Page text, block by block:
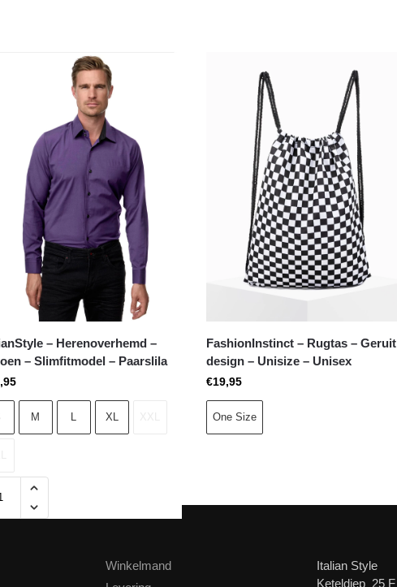
– Herenoverhemd –
– Slimfitmodel – Paarslila
M XL
FashionInstinct – Rugtas – Geruit
design – Unisize – Unisex
€19,95
One Size
Winkelmand
Italian Style
Keteldiep 25 F